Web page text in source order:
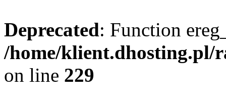
Deprecated: Function
/home/klient.dhosting.pl/
on line 229